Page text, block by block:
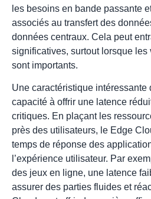
les besoins en bande passante
associés au transfert des
données centraux. Cela peut
significatives, surtout lorsque
sont importants.
Une caractéristique intéressante
capacité à offrir une latence
critiques. En plaçant les
près des utilisateurs, le Edge
temps de réponse des
l’expérience utilisateur. Par
des jeux en ligne, une latence
assurer des parties fluides et